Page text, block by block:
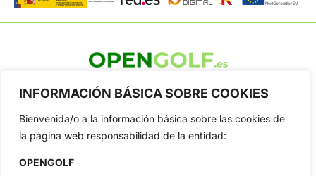
INFORMACIÓN BÁSICA SOBRE COOKIES
Bienvenida/o a la información básica sobre las cookies de
la página web responsabilidad de la entidad:
OPENGOLF
OpenGolf ofrece toda la actualidad, información del golf
profesional y amateur, resultados en directo, vídeos, noticias,
Tour...
Inicio